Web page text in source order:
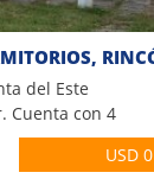
del Este
Cuenta con 4
Living ,
con
USD 0